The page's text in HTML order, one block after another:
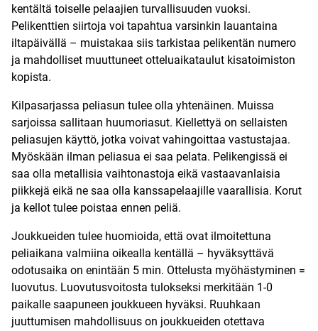
kentältä toiselle pelaajien turvallisuuden vuoksi.
Pelikenttien siirtoja voi tapahtua varsinkin lauantaina
iltapäivällä – muistakaa siis tarkistaa pelikentän numero
ja mahdolliset muuttuneet otteluaikataulut kisatoimiston
kopista.
Kilpasarjassa peliasun tulee olla yhtenäinen. Muissa
sarjoissa sallitaan huumoriasut. Kiellettyä on sellaisten
peliasujen käyttö, jotka voivat vahingoittaa vastustajaa.
Myöskään ilman peliasua ei saa pelata. Pelikengissä ei
saa olla metallisia vaihtonastoja eikä vastaavanlaisia
piikkejä eikä ne saa olla kanssapelaajille vaarallisia. Korut
ja kellot tulee poistaa ennen peliä.
Joukkueiden tulee huomioida, että ovat ilmoitettuna
peliaikana valmiina oikealla kentällä – hyväksyttävä
odotusaika on enintään 5 min. Ottelusta myöhästyminen =
luovutus. Luovutusvoitosta tulokseksi merkitään 1-0
paikalle saapuneen joukkueen hyväksi. Ruuhkaan
juuttumisen mahdollisuus on joukkueiden otettava